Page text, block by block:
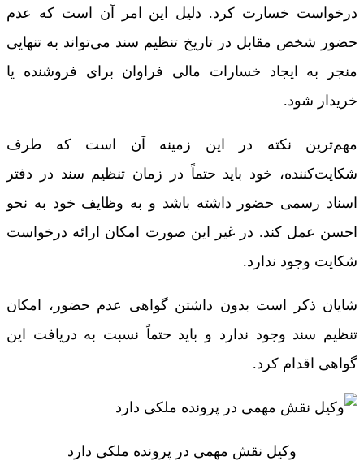
درخواست خسارت کرد. دلیل این امر آن است که عدم
حضور شخص مقابل در تاریخ تنظیم سند می‌تواند به تنهایی
منجر به ایجاد خسارات مالی فراوان برای فروشنده یا
خریدار شود.
مهم‌ترین نکته در این زمینه آن است که طرف
شکایت‌کننده، خود باید حتماً‌ در زمان تنظیم سند در دفتر
اسناد رسمی حضور داشته باشد و به وظایف خود به نحو
احسن عمل کند. در غیر این صورت امکان ارائه درخواست
شکایت وجود ندارد.
شایان ذکر است بدون داشتن گواهی عدم حضور، امکان
تنظیم سند وجود ندارد و باید حتماً نسبت به دریافت این
گواهی اقدام کرد.
وکیل نقش مهمی در پرونده ملکی دارد